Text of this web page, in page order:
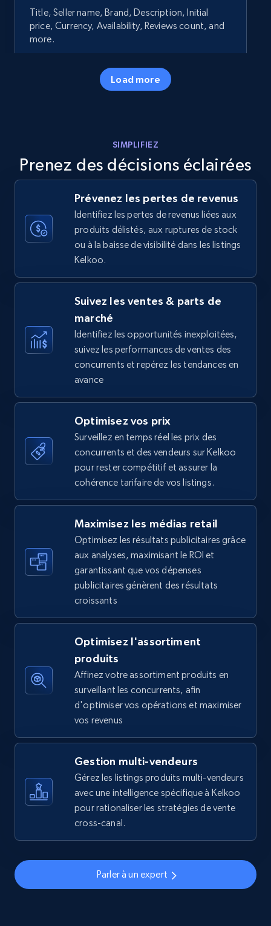
Title, Seller name, Brand, Description, Initial
price, Currency, Availability, Reviews count, and
more.
5.7K+ Commencer
Title, Seller name, Brand, Description, Initial
price, Currency, Availability, Reviews count, and
5.7K+ Commencer
Amazon products - find products by using
upc numbers
Title, Seller name, Brand, Description, Initial
price, Currency, Availability, Reviews count, and
more.
35.3K+ 5.7K+
Amazon Reviews
URL, Product name, Product rating, Product
rating object, Product rating max, Rating,
Author name, Asin, and more.
Walmart - products
URL, Final price, Sku, Currency, Gtin,
Specifications, Image urls, Top reviews, and
more.
Walmart - products - Find new products by
using specific category URL
URL, Final price, Sku, Currency, Gtin,
Specifications, Image urls, Top reviews, and
5.6K+ 875+ Commencer
Walmart - products - Collects products by
specific keywords
Load more
SIMPLIFIEZ
Prenez des décisions éclairées
Prévenez les pertes de revenus
Identifiez les pertes de revenus liées aux
produits délistés, aux ruptures de stock
ou à la baisse de visibilité dans les listings
Kelkoo.
Suivez les ventes & parts de
marché
Identifiez les opportunités inexploitées,
suivez les performances de ventes des
concurrents et repérez les tendances en
avance
Optimisez vos prix
Surveillez en temps réel les prix des
concurrents et des vendeurs sur Kelkoo
pour rester compétitif et assurer la
cohérence tarifaire de vos listings.
Maximisez les médias retail
Optimisez les résultats publicitaires grâce
aux analyses, maximisant le ROI et
garantissant que vos dépenses
publicitaires génèrent des résultats
croissants
Optimisez l'assortiment
produits
Affinez votre assortiment produits en
surveillant les concurrents, afin
d'optimiser vos opérations et maximiser
vos revenus
Gestion multi-vendeurs
Gérez les listings produits multi-vendeurs
avec une intelligence spécifique à Kelkoo
pour rationaliser les stratégies de vente
cross-canal.
Parler à un expert